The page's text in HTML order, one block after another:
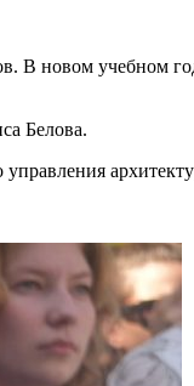
В новом учебном
Белова.